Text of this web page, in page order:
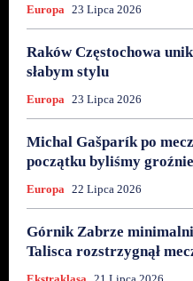
Europa 23 Lipca 2026
Raków Częstochowa
słabym stylu
Europa 23 Lipca 2026
Michal Gašparík po
początku byliśmy
Europa 22 Lipca 2026
Górnik Zabrze
Talisca rozstrzygnął